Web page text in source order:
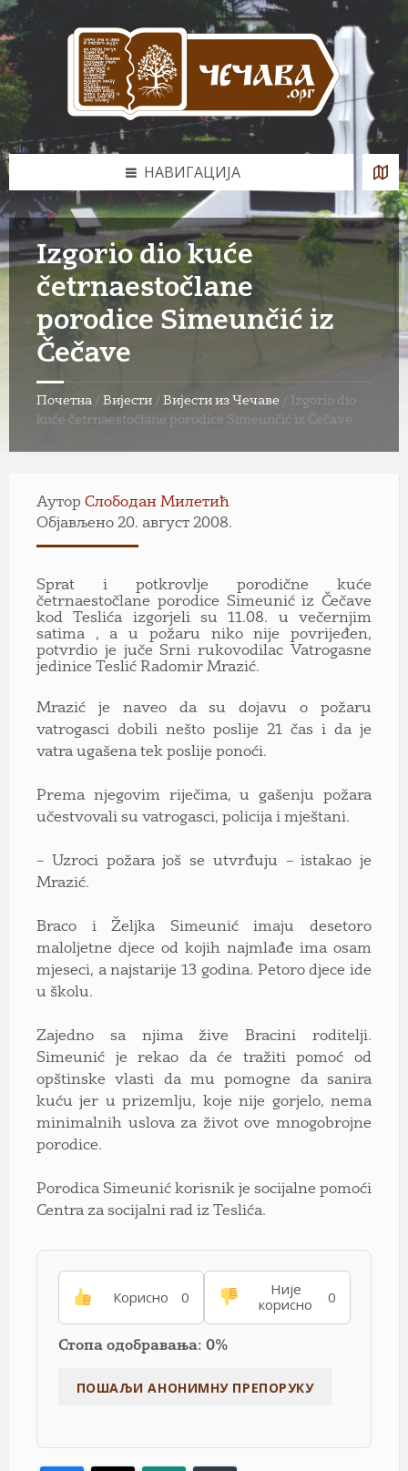
Skip
to
content
Skip
to
left
sidebar
Skip
to
footer
НАВИГАЦИЈА
Izgorio dio kuće
četrnaestočlane
porodice Simeunčić iz
Čečave
Почетна / Вијести / Вијести из Чечаве / Izgorio dio
kuće četrnaestočlane porodice Simeunčić iz Čečave
Аутор Слободан Милетић
Објављено 20. август 2008.
Sprat i potkrovlje porodične kuće
četrnaestočlane porodice Simeunić iz Čečave
kod Teslića izgorjeli su 11.08. u večernjim
satima , a u požaru niko nije povrijeđen,
potvrdio je juče Srni rukovodilac Vatrogasne
jedinice Teslić Radomir Mrazić.
Mrazić je naveo da su dojavu o požaru
vatrogasci dobili nešto poslije 21 čas i da je
vatra ugašena tek poslije ponoći.
Prema njegovim riječima, u gašenju požara
učestvovali su vatrogasci, policija i mještani.
– Uzroci požara još se utvrđuju – istakao je
Mrazić.
Braco i Željka Simeunić imaju desetoro
maloljetne djece od kojih najmlađe ima osam
mjeseci, a najstarije 13 godina. Petoro djece ide
u školu.
Zajedno sa njima žive Bracini roditelji.
Simeunić je rekao da će tražiti pomoć od
opštinske vlasti da mu pomogne da sanira
kuću jer u prizemlju, koje nije gorjelo, nema
minimalnih uslova za život ove mnogobrojne
porodice.
Porodica Simeunić korisnik je socijalne pomoći
Centra za socijalni rad iz Teslića.
Корисно 0
Није
корисно
0
Стопа одобравања: 0%